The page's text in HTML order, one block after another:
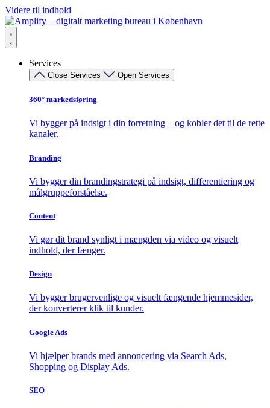
Videre til indhold
Services
Close Services Open Services
360° markedsføring​
Vi bygger på indsigt i din forretning – og kobler det til de rette
kanaler.
Branding
Vi bygger din brandingstrategi på indsigt, differentiering og
målgruppeforståelse.
Content
Vi gør dit brand synligt i mængden via video og visuelt
indhold, der fænger.
Design
Vi bygger brugervenlige og visuelt fængende hjemmesider,
der konverterer klik til kunder.
Google Ads
Vi hjælper brands med annoncering via Search Ads,
Shopping og Display Ads.
SEO